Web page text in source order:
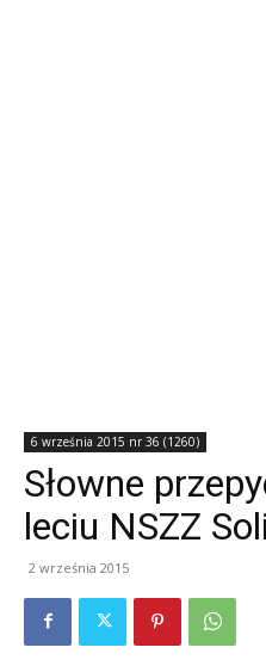
6 września 2015 nr 36 (1260)
Słowne
leciu NSZZ
2 września 2015